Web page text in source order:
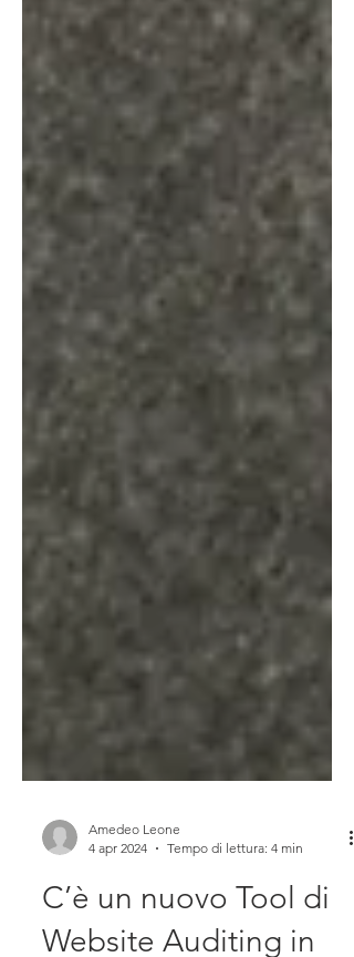
Tempo di lettura: 4 min
C’è un nuovo Tool di